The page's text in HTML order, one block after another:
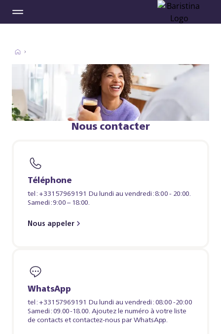
Nous contacter
Téléphone
tel : +33157969191 Du lundi au vendredi : 8:00 - 20:00.
Samedi : 9:00 – 18:00.
Nous appeler
WhatsApp
tel : +33157969191 Du lundi au vendredi : 08:00 -20:00
Samedi : 09.00-18.00. Ajoutez le numéro à votre liste
de contacts et contactez-nous par WhatsApp.